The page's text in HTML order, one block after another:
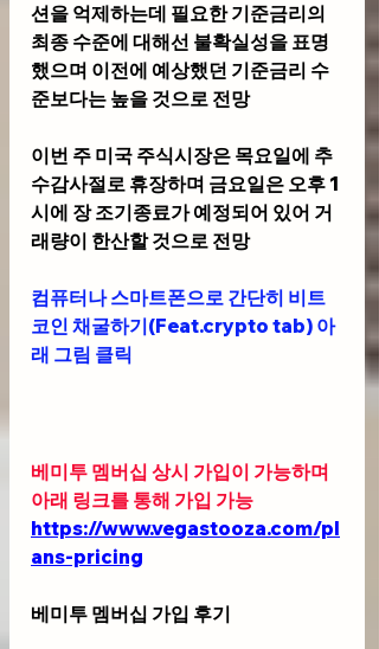
션을 억제하는데 필요한 기준금리의
최종 수준에 대해선 불확실성을 표명
했으며 이전에 예상했던 기준금리 수
준보다는 높을 것으로 전망
이번 주 미국 주식시장은 목요일에 추
수감사절로 휴장하며 금요일은 오후 1
시에 장 조기종료가 예정되어 있어 거
래량이 한산할 것으로 전망
컴퓨터나 스마트폰으로 간단히 비트
코인 채굴하기(Feat.crypto tab) 아
래 그림 클릭
베미투 멤버십 상시 가입이 가능하며
아래 링크를 통해 가입 가능
https://www.vegastooza.com/pl
ans-pricing
베미투 멤버십 가입 후기